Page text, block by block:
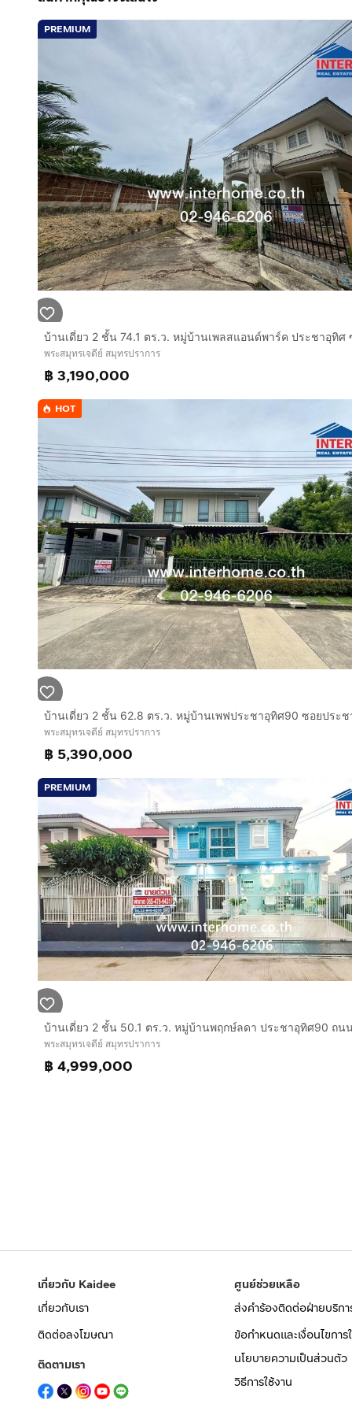
- ภายในบ้านปูกระเบื้องแผ่นเล็ก ( บริเวณฝ้าต้องซ่อม )
- ห้องครัวต่อเติมเคาน์เตอร์ครัวเรียบร้อยและมีชั้นเก็บขอ
- ชั้นล่างมี 1 ห้องน้ำ 1 ห้องรับแขก
- ชั้นบนมี 3 ห้องนอนติดวอลเปเปอร์ภายในห้อง , พื้นปูลามิเ
ลักษณะเด่น
- " หน้าบ้านไม่ชนใคร เป็นส่วนตัว "
ทำเลดีสถานที่ใกล้เคียง
- ใกล้บิ๊กซีประชาอุทิศ 90
- ใกล้ตลาดวงศกร
- ใกล้ตลาดประชาอุทิศ 90
- ใกล้โรงเรียนสารสาสน์วิเทศศึกษา
- ใกล้วัดคลองมอญ
- ใกล้วัดทุ่งครุ
- ใกล้ ปั๊ม ปตท. สาขาประชาอุทิศ 90
- ใกล้เลียบทางด่วนกาญจนาภิเษก
การเดินทางสะดวก
ถนนซอยประชาอุทิศ90
ถนนสุขสวัสดิ์
ถนนประชาอุทิศ
บริษัท อินเตอร์โฮม เรียลตี้ เอสเตท จำกัด
Interhome Realty Estate
www.interhome.co.th
โทร.กดเพื่อดูเบอร์โทร xxxxxx206
https://www.interhome.co.th/
PREMIUM
พระสมุทรเจดีย์ สมุทรปราการ
฿ 3,190,000
HOT
พระสมุทรเจดีย์ สมุทรปราการ
฿ 5,390,000
PREMIUM
พระสมุทรเจดีย์ สมุทรปราการ
฿ 4,999,000
เกี่ยวกับ Kaidee
เกี่ยวกับเรา
ติดต่อลงโฆษณา
ติดตามเรา
ศูนย์ช่วยเหลือ
ส่งคำร้องติดต่อฝ่ายบริก
ข้อกำหนดและเงื่อนไขการ
นโยบายความเป็นส่วนตัว
วิธีการใช้งาน